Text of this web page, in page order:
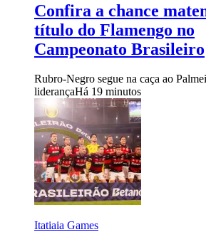
Confira a chance
título do Flamengo no
Campeonato Brasileiro
Rubro-Negro segue na caça ao
liderançaHá 19 minutos
Itatiaia Games